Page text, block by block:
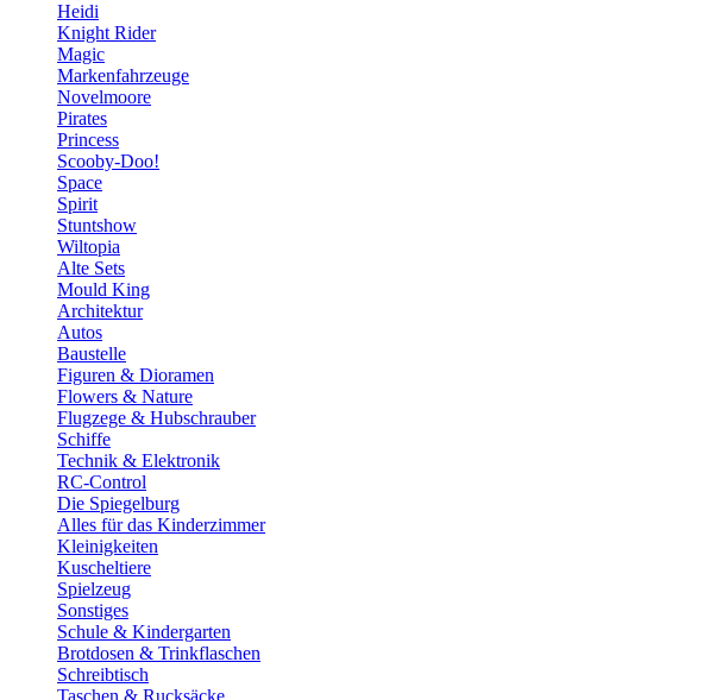
Heidi
Knight Rider
Magic
Markenfahrzeuge
Novelmoore
Pirates
Princess
Scooby-Doo!
Space
Spirit
Stuntshow
Wiltopia
Alte Sets
Mould King
Architektur
Autos
Baustelle
Figuren & Dioramen
Flowers & Nature
Flugzege & Hubschrauber
Schiffe
Technik & Elektronik
RC-Control
Die Spiegelburg
Alles für das Kinderzimmer
Kleinigkeiten
Kuscheltiere
Spielzeug
Sonstiges
Schule & Kindergarten
Brotdosen & Trinkflaschen
Schreibtisch
Taschen & Rucksäcke